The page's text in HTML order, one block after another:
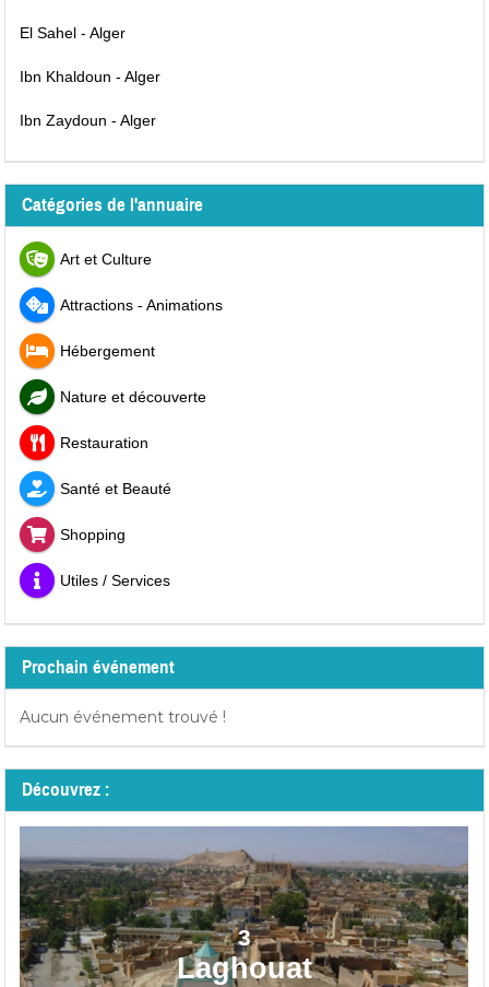
El Sahel - Alger
Ibn Khaldoun - Alger
Ibn Zaydoun - Alger
Catégories de l'annuaire
Art et Culture
Attractions - Animations
Hébergement
Nature et découverte
Restauration
Santé et Beauté
Shopping
Utiles / Services
Prochain événement
Aucun événement trouvé !
Découvrez :
3
Laghouat